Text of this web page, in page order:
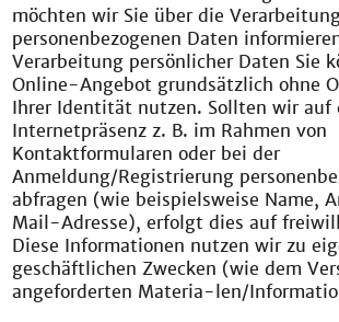
möchten wir Sie über die
personenbezogenen Daten
Verarbeitung persönlicher Daten Sie
Online-Angebot grundsätzlich ohne
Ihrer Identität nutzen. Sollten wir auf
Internetpräsenz z. B. im Rahmen von
Kontaktformularen oder bei der
Anmeldung/Registrierung
abfragen (wie beispielsweise Name,
Mail-Adresse), erfolgt dies auf
Diese Informationen nutzen wir zu
geschäftlichen Zwecken (wie dem
angeforderten Materia-len/